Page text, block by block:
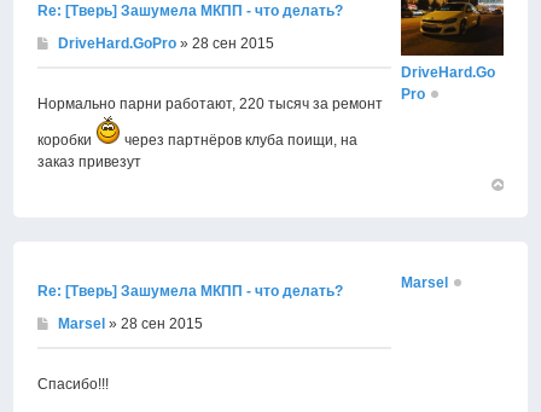
Re: [Тверь] Зашумела МКПП - что делать?
DriveHard.GoPro » 28 сен 2015
Нормально парни работают, 220 тысяч за ремонт
коробки
через партнёров клуба поищи, на
заказ привезут
DriveHard.Go
Pro
Re: [Тверь] Зашумела МКПП - что делать?
Marsel » 28 сен 2015
Спасибо!!!
Marsel